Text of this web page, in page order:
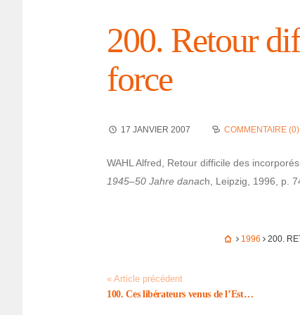
200. Retour
force
17 JANVIER 2007 COMMENTAIRE (0)
WAHL Alfred, Retour diffi­cile des
1945–50 Jahre danach, Leip­zig, 1996, p.
1996 200.
« Article précédent
100. Ces libé­ra­teurs venus de l’Est…